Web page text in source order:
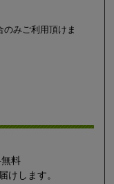
みご利用頂けま
無料
けします。